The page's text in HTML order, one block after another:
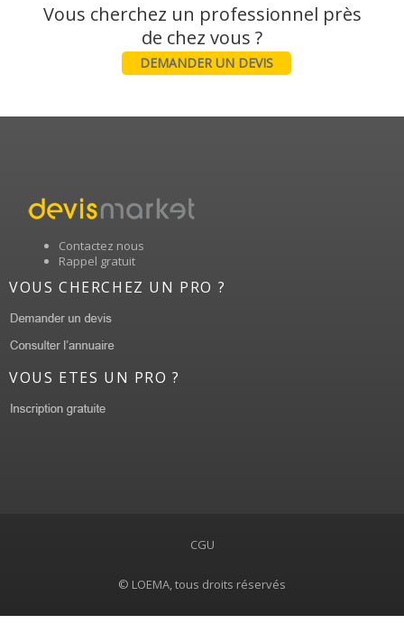
Vous cherchez un professionnel près
DEMANDER UN DEVIS
Contactez nous
Rappel gratuit
VOUS CHERCHEZ UN PRO ?
VOUS ETES UN PRO ?
CGU
© LOEMA, tous droits réservés